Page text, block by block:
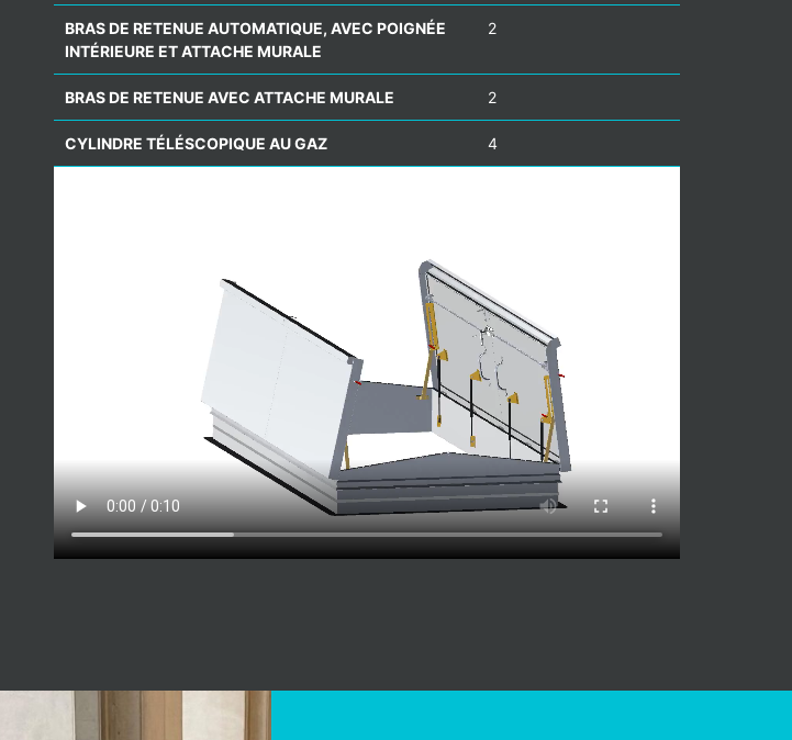
BRAS DE RETENUE AUTOMATIQUE, AVEC POIGNÉE
INTÉRIEURE ET ATTACHE MURALE
2
BRAS DE RETENUE AVEC ATTACHE MURALE 2
CYLINDRE TÉLÉSCOPIQUE AU GAZ 4